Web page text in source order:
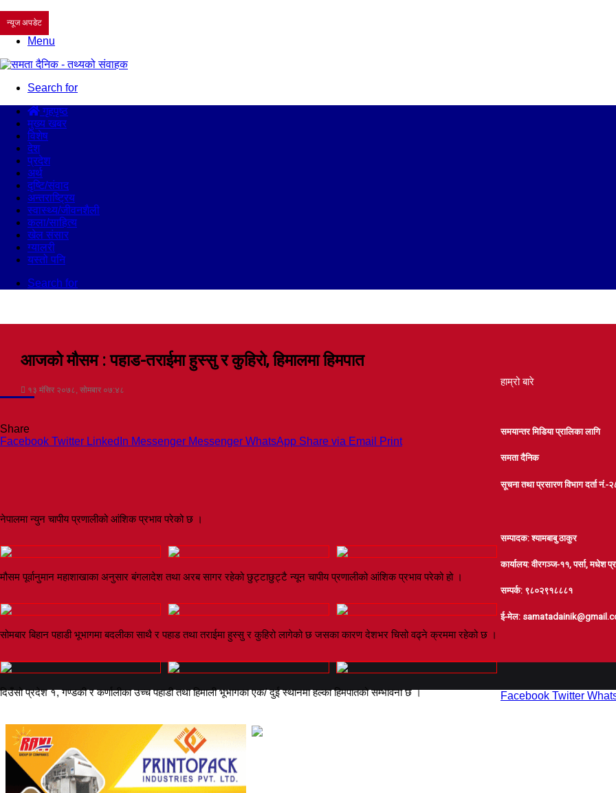
न्यूज अपडेट
Menu
Search for
गृहपृष्ठ
मुख्य खबर
विशेष
देश
प्रदेश
अर्थ
दृष्टि/संवाद
अन्तराष्ट्रिय
स्वास्थ्य/जीवनशैली
कला/साहित्य
खेल संसार
ग्यालरी
यस्तो पनि
Search for
आजको मौसम : पहाड-तराईमा हुस्सु र कुहिरो, हिमालमा हिमपात
१३ मंसिर २०७८, सोमबार ०७:४८
Share
Facebook Twitter LinkedIn Messenger Messenger WhatsApp Share via Email Print
नेपालमा न्युन चापीय प्रणालीको आंशिक प्रभाव परेको छ ।
मौसम पूर्वानुमान महाशाखाका अनुसार ब‌ंगलादेश तथा अरब सागर रहेको छुट्टाछुट्टै न्यून चापीय प्रणालीको आंशिक प्रभाव परेको हो ।
सोमबार बिहान पहाडी भूभागमा बदलीका साथै र पहाड तथा तराईमा हुस्सु र कुहिरो लागेको छ जसका कारण देशभर चिसो वढ्ने क्रममा रहेको छ ।
दिउँसो प्रदेश १, गण्डकी र कर्णालीका उच्च पहाडी तथा हिमाली भूभागका एक/ दुई स्थानमा हल्का हिमपातको सम्भावना छ ।
हाम्रो बारे
समयान्तर मिडिया प्रालिका लागि
समता दैनिक
सूचना तथा प्रसारण विभाग दर्ता
सम्पादक: श्यामबाबु ठाकुर
कार्यालय: वीरगञ्ज-११, पर्सा, मधेश
सम्पर्क: ९८०२९१८८८१
ई-मेल:
Facebook Twitter